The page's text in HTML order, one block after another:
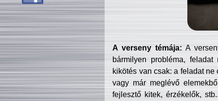
A verseny témája: A
bármilyen probléma, feladat
kikötés van csak: a feladat
vagy már meglévő
fejlesztő kitek, érzékelők,